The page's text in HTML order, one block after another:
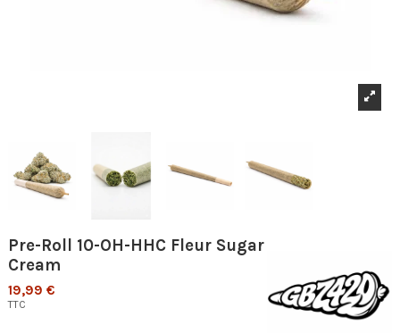
Pre-Roll 10-OH-HHC Fleur Sugar
Cream
19,99 €
TTC